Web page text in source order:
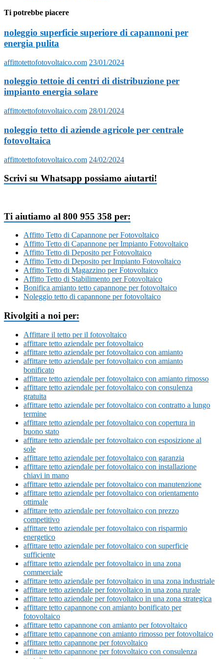
Ti potrebbe piacere
noleggio superficie superiore di capannoni per
energia pulita
affittotettofotovoltaico.com 23/01/2024
noleggio tettoie di centri di distribuzione per
impianto energia solare
affittotettofotovoltaico.com 28/01/2024
noleggio tetto di aziende agricole per centrale
fotovoltaica
affittotettofotovoltaico.com 24/02/2024
Scrivi su Whatsapp possiamo aiutarti!
Ti aiutiamo al 800 955 358 per:
Affitto Tetto di Capannone per Fotovoltaico
Affitto Tetto di Capannone per Impianto Fotovoltaico
Affitto Tetto di Deposito per Fotovoltaico
Affitto Tetto di Deposito per Impianto Fotovoltaico
Affitto Tetto di Magazzino per Fotovoltaico
Affitto Tetto di Stabilimento per Fotovoltaico
Bonifica amianto tetto capannone per fotovoltaico
Noleggio tetto di capannone per fotovoltaico
Rivolgiti a noi per:
Affittare il tetto per il fotovoltaico
affittare tetto aziendale per fotovoltaico
affittare tetto aziendale per fotovoltaico con amianto
affittare tetto aziendale per fotovoltaico con amianto
bonificato
affittare tetto aziendale per fotovoltaico con amianto rimosso
affittare tetto aziendale per fotovoltaico con consulenza
gratuita
affittare tetto aziendale per fotovoltaico con contratto a lungo
termine
affittare tetto aziendale per fotovoltaico con copertura in
buono stato
affittare tetto aziendale per fotovoltaico con esposizione al
sole
affittare tetto aziendale per fotovoltaico con garanzia
affittare tetto aziendale per fotovoltaico con installazione
chiavi in mano
affittare tetto aziendale per fotovoltaico con manutenzione
affittare tetto aziendale per fotovoltaico con orientamento
ottimale
affittare tetto aziendale per fotovoltaico con prezzo
competitivo
affittare tetto aziendale per fotovoltaico con risparmio
energetico
affittare tetto aziendale per fotovoltaico con superficie
sufficiente
affittare tetto aziendale per fotovoltaico in una zona
commerciale
affittare tetto aziendale per fotovoltaico in una zona industriale
affittare tetto aziendale per fotovoltaico in una zona rurale
affittare tetto aziendale per fotovoltaico in una zona strategica
affittare tetto capannone con amianto bonificato per
fotovoltaico
affittare tetto capannone con amianto per fotovoltaico
affittare tetto capannone con amianto rimosso per fotovoltaico
affittare tetto capannone per fotovoltaico
affittare tetto capannone per fotovoltaico con consulenza